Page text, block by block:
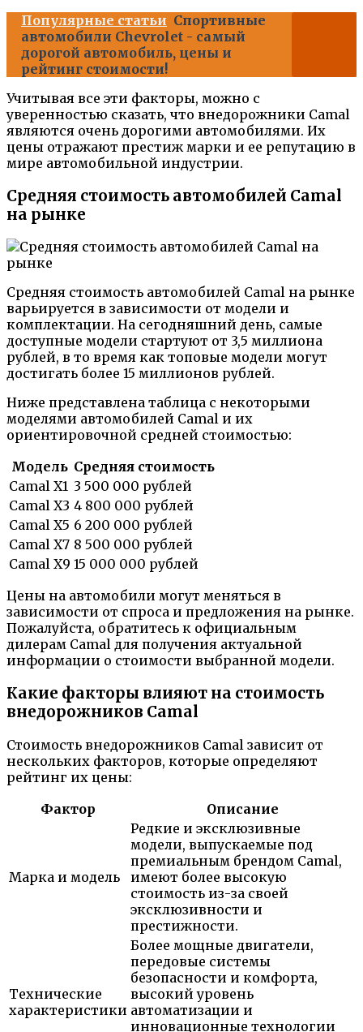
Популярные статьи Спортивные
автомобили Chevrolet - самый
дорогой автомобиль, цены и
рейтинг стоимости!
Учитывая все эти факторы, можно с
уверенностью сказать, что внедорожники Camal
являются очень дорогими автомобилями. Их
цены отражают престиж марки и ее репутацию в
мире автомобильной индустрии.
Средняя стоимость автомобилей Camal
на рынке
Средняя стоимость автомобилей Camal на рынке
варьируется в зависимости от модели и
комплектации. На сегодняшний день, самые
доступные модели стартуют от 3,5 миллиона
рублей, в то время как топовые модели могут
достигать более 15 миллионов рублей.
Ниже представлена таблица с некоторыми
моделями автомобилей Camal и их
ориентировочной средней стоимостью:
Модель Средняя стоимость
Camal X1 3 500 000 рублей
Camal X3 4 800 000 рублей
Camal X5 6 200 000 рублей
Camal X7 8 500 000 рублей
Camal X9 15 000 000 рублей
Цены на автомобили могут меняться в
зависимости от спроса и предложения на рынке.
Пожалуйста, обратитесь к официальным
дилерам Camal для получения актуальной
информации о стоимости выбранной модели.
Какие факторы влияют на стоимость
внедорожников Camal
Стоимость внедорожников Camal зависит от
нескольких факторов, которые определяют
рейтинг их цены:
Фактор
Описание
Марка и модель
Редкие и эксклюзивные
модели, выпускаемые под
премиальным брендом Camal,
имеют более высокую
стоимость из-за своей
эксклюзивности и
престижности.
Технические
характеристики
Более мощные двигатели,
передовые системы
безопасности и комфорта,
высокий уровень
автоматизации и
инновационные технологии